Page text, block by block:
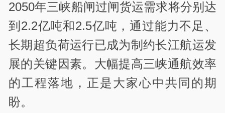
2050年三峡船闸过闸货运需求将分别达
到2.2亿吨和2.5亿吨，通过能力不足、
长期超负荷运行已成为制约长江航运发
展的关键因素。大幅提高三峡通航效率
的工程落地，正是大家心中共同的期
盼。